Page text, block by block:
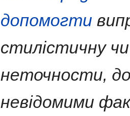
допомогти
стилістичну
неточности,
невідомими